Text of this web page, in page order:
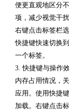
便更直观地区分
项，减少视觉干
右键点击标签栏
快捷键快速切换
一个标签。
3. 快捷键与操作
内存占用情况，
应用。使用快捷
加载。右键点击